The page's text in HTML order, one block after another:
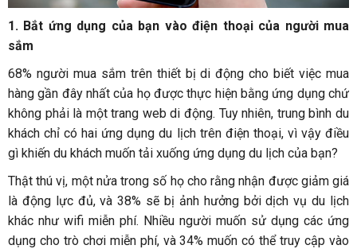
1. Bắt ứng dụng của bạn vào điện thoại của người mua
sắm
68% người mua sắm trên thiết bị di động cho biết việc mua
hàng gần đây nhất của họ được thực hiện bằng ứng dụng chứ
không phải là một trang web di động. Tuy nhiên, trung bình du
khách chỉ có hai ứng dụng du lịch trên điện thoại, vì vậy điều
gì khiến du khách muốn tải xuống ứng dụng du lịch của bạn?
Thật thú vị, một nửa trong số họ cho rằng nhận được giảm giá
là động lực đủ, và 38% sẽ bị ảnh hưởng bởi dịch vụ du lịch
khác như wifi miễn phí. Nhiều người muốn sử dụng các ứng
dụng cho trò chơi miễn phí, và 34% muốn có thể truy cập vào